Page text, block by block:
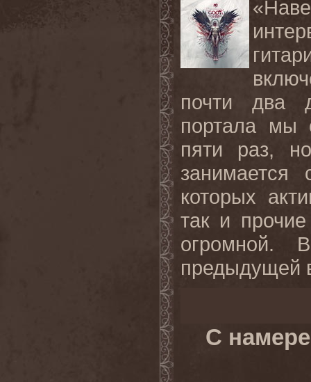
почти два
портала мы
пяти раз,
которых
так и
огромной.
предыдущей
С